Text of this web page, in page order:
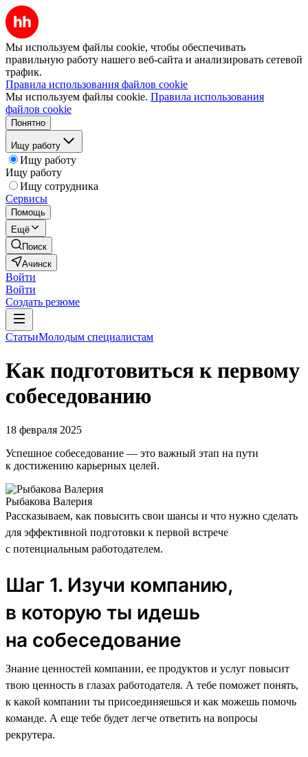
Мы используем файлы cookie, чтобы обеспечивать
правильную работу нашего веб-сайта и анализировать сетевой
трафик.
Правила использования файлов cookie
Мы используем файлы cookie. Правила использования
файлов cookie
Понятно
Ищу работу
Ищу работу
Ищу работу
Ищу сотрудника
Сервисы
Помощь
Ещё
Поиск
Ачинск
Войти
Войти
Создать резюме
СтатьиМолодым специалистам
Как подготовиться к первому
собеседованию
18 февраля 2025
Успешное собеседование — это важный этап на пути
к достижению карьерных целей.
Рыбакова Валерия
Рассказываем, как повысить свои шансы и что нужно сделать
для эффективной подготовки к первой встрече
с потенциальным работодателем.
Шаг 1. Изучи компанию,
в которую ты идешь
на собеседование
Знание ценностей компании, ее продуктов и услуг повысит
твою ценность в глазах работодателя. А тебе поможет понять,
к какой компании ты присоединяешься и как можешь помочь
команде. А еще тебе будет легче ответить на вопросы
рекрутера.